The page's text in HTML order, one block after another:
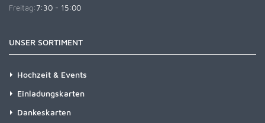
Freitag:7:30 - 15:00
UNSER SORTIMENT
Hochzeit & Events
Einladungskarten
Dankeskarten